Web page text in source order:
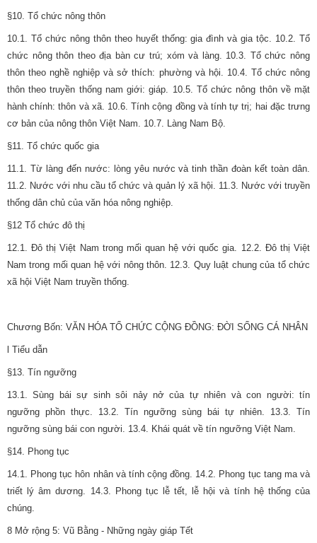
§10. Tổ chức nông thôn
10.1. Tổ chức nông thôn theo huyết thống: gia đình và gia tộc. 10.2. Tổ
chức nông thôn theo địa bàn cư trú; xóm và làng. 10.3. Tổ chức nông
thôn theo nghề nghiệp và sở thích: phường và hội. 10.4. Tổ chức nông
thôn theo truyền thống nam giới: giáp. 10.5. Tổ chức nông thôn về mặt
hành chính: thôn và xã. 10.6. Tính cộng đồng và tính tự trị; hai đặc trưng
cơ bản của nông thôn Việt Nam. 10.7. Làng Nam Bộ.
§11. Tổ chức quốc gia
11.1. Từ làng đến nước: lòng yêu nước và tinh thần đoàn kết toàn dân.
11.2. Nước với nhu cầu tổ chức và quản lý xã hội. 11.3. Nước với truyền
thống dân chủ của văn hóa nông nghiệp.
§12 Tổ chức đô thị
12.1. Đô thị Việt Nam trong mối quan hệ với quốc gia. 12.2. Đô thị Việt
Nam trong mối quan hệ với nông thôn. 12.3. Quy luật chung của tổ chức
xã hội Việt Nam truyền thống.
Chương Bốn: VĂN HÓA TỔ CHỨC CỘNG ĐỒNG: ĐỜI SỐNG CÁ NHÂN
l Tiểu dẫn
§13. Tín ngưỡng
13.1. Sùng bái sự sinh sôi nảy nở của tự nhiên và con người: tín
ngưỡng phồn thực. 13.2. Tín ngưỡng sùng bái tự nhiên. 13.3. Tín
ngưỡng sùng bái con người. 13.4. Khái quát về tín ngưỡng Việt Nam.
§14. Phong tục
14.1. Phong tục hôn nhân và tính cộng đồng. 14.2. Phong tục tang ma và
triết lý âm dương. 14.3. Phong tục lễ tết, lễ hội và tính hệ thống của
chúng.
8 Mở rộng 5: Vũ Bằng - Những ngày giáp Tết